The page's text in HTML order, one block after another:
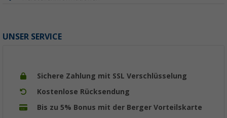
UNSER SERVICE
Sichere Zahlung mit SSL Verschlüsselung
Kostenlose Rücksendung
Bis zu 5% Bonus mit der Berger Vorteilskarte